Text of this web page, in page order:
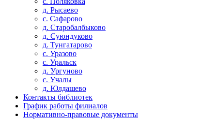
д. Рысаево
с. Сафарово
д. Старобалбыково
д. Суюндуково
д. Тунгатарово
с. Уразово
с. Уральск
д. Ургуново
с. Учалы
д. Юлдашево
Контакты библиотек
График работы филиалов
Нормативно-правовые документы